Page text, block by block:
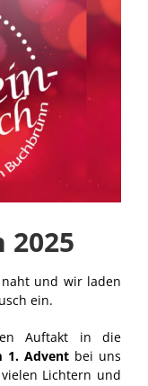
und wir laden
ein.
Auftakt in die
1. Advent bei uns
Lichtern und